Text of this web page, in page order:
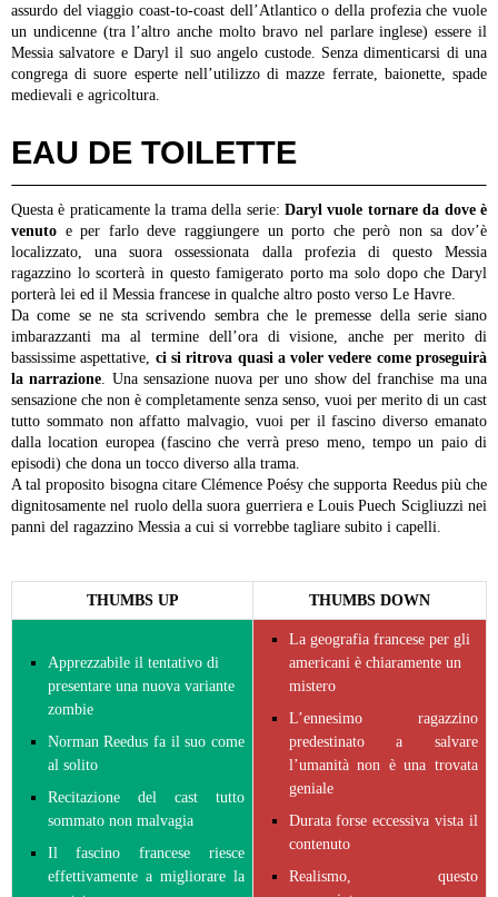
assurdo del viaggio coast-to-coast dell’Atlantico o della profezia che vuole
un undicenne (tra l’altro anche molto bravo nel parlare inglese) essere il
Messia salvatore e Daryl il suo angelo custode.
Senza dimenticarsi di una
congrega di suore esperte nell’utilizzo di mazze ferrate, baionette, spade
medievali e agricoltura.
EAU DE TOILETTE
Questa è praticamente la trama della serie: Daryl vuole tornare da dove è
venuto e per farlo deve raggiungere un porto che però non sa dov’è
localizzato, una suora ossessionata dalla profezia di questo Messia
ragazzino lo scorterà in questo famigerato porto ma solo dopo che Daryl
porterà lei ed il Messia francese in qualche altro posto verso Le Havre.
Da come se ne sta scrivendo sembra che le premesse della serie siano
imbarazzanti ma al termine dell’ora di visione, anche per merito di
bassissime aspettative, ci si ritrova quasi a voler vedere come proseguirà
la narrazione . Una sensazione nuova per uno show del franchise ma una
sensazione che non è completamente senza senso, vuoi per merito di un cast
tutto sommato non affatto malvagio, vuoi per il fascino diverso emanato
dalla location europea (fascino che verrà preso meno, tempo un paio di
episodi) che dona un tocco diverso alla trama.
A tal proposito bisogna citare Clémence Poésy che supporta Reedus più che
dignitosamente nel ruolo della suora guerriera e Louis Puech Scigliuzzi nei
panni del ragazzino Messia a cui si vorrebbe tagliare subito i capelli.
THUMBS UP THUMBS DOWN
Apprezzabile il tentativo di
presentare una nuova variante
zombie
Norman Reedus fa il suo come
al solito
Recitazione del cast tutto
sommato non malvagia
Il fascino francese riesce
effettivamente a migliorare la
La geografia francese per gli
americani è chiaramente un
mistero
L’ennesimo ragazzino
predestinato a salvare
l’umanità non è una trovata
geniale
Durata forse eccessiva vista il
contenuto
Realismo, questo